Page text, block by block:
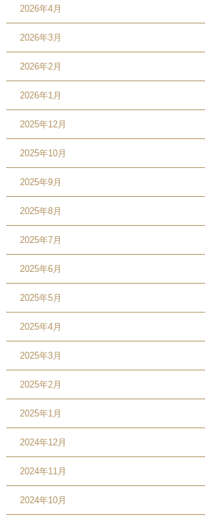
2026年4月
2026年3月
2026年2月
2026年1月
2025年12月
2025年10月
2025年9月
2025年8月
2025年7月
2025年6月
2025年5月
2025年4月
2025年3月
2025年2月
2025年1月
2024年12月
2024年11月
2024年10月